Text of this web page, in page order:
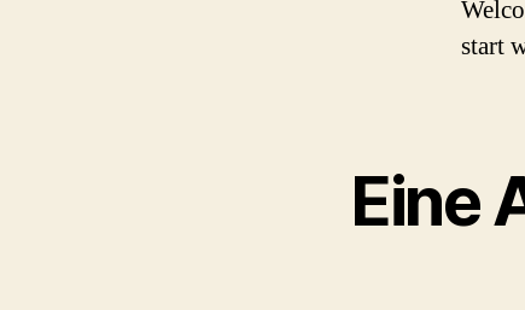
start
Eine